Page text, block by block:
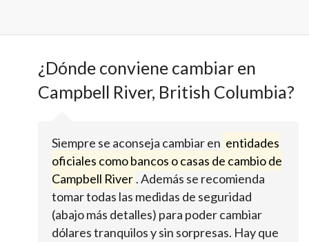
¿Dónde conviene cambiar en
Campbell River, British Columbia?
Siempre se aconseja cambiar en entidades
oficiales como bancos o casas de cambio de
Campbell River . Además se recomienda
tomar todas las medidas de seguridad
(abajo más detalles) para poder cambiar
dólares tranquilos y sin sorpresas. Hay que